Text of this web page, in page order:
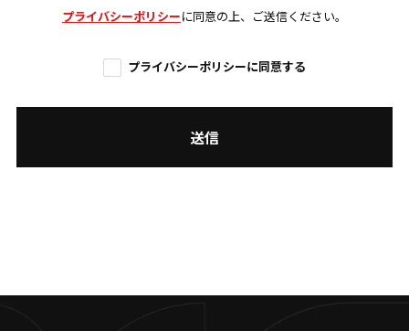
プライバシーポリシーに同意の上、ご送信ください。
プライバシーポリシーに同意する